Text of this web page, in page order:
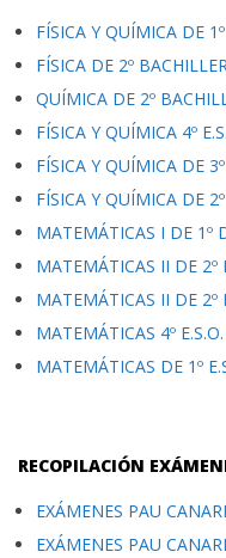
FÍSICA Y QUÍMICA DE
FÍSICA DE 2º
QUÍMICA DE 2º
FÍSICA Y QUÍMICA 4º
FÍSICA Y QUÍMICA DE
FÍSICA Y QUÍMICA DE 2º
MATEMÁTICAS I DE 1º
MATEMÁTICAS II DE 2º
MATEMÁTICAS II DE 2º
MATEMÁTICAS 4º E.S.O.
MATEMÁTICAS DE 1º
RECOPILACIÓN
EXÁMENES PAU
EXÁMENES PAU